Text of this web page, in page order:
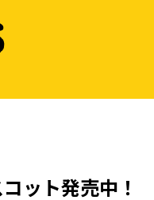
ット発売中！